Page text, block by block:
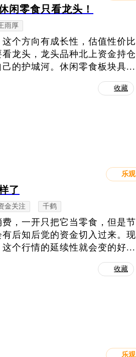
闲零食只看龙头！
雨厚
个方向有成长性，估值性价比
龙头，龙头品种北上资金持仓
的护城河。休闲零食板块具...
收藏
乐观
了
金关注 千鹤
，一开只把它当零食，但是节
后知后觉的资金切入过来。现
个行情的延续性就会变的好...
收藏
乐观